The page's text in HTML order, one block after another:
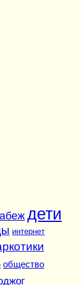
дети
интернет
общество